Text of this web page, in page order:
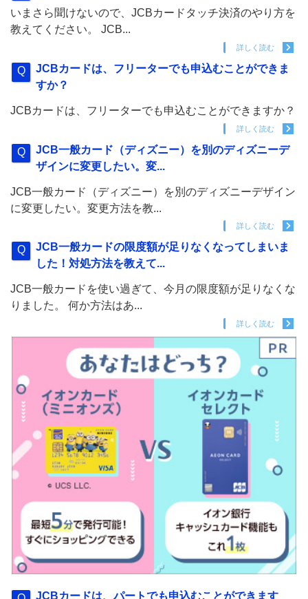
いまさら聞けないので、JCBカードタッチ決済のやり方を
教えてください。 JCB...
詳しく読む
JCBカードは、フリーターでも申込むことができま
すか？
JCBカードは、フリーターでも申込むことができますか？
詳しく読む
JCB一般カード（ディズニー）を別のディズニーデ
ザインに変更したい。変...
JCB一般カード（ディズニー）を別のディズニーデザイン
に変更したい。変更方法を教...
詳しく読む
JCB一般カードの限度額が足りなくなってしまいま
した！対処方法を教えて...
JCB一般カードを使い過ぎて、今月の限度額が足りなくな
りました。 何か方法はあ...
詳しく読む
JCBカードは、パートでも申込むことができます